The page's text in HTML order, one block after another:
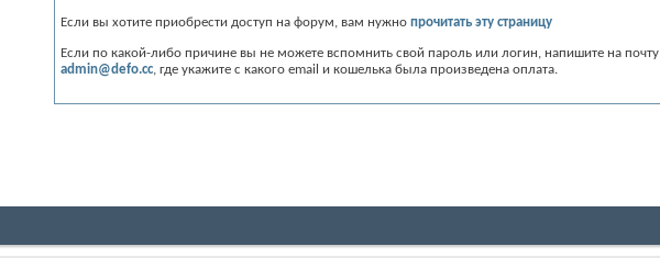
Если вы хотите приобрести доступ на форум, вам нужно прочитать эту страницу
Если по какой-либо причине вы не можете вспомнить свой пароль или логин, напишите на почту
admin@defo.cc, где укажите с какого email и кошелька была произведена оплата.